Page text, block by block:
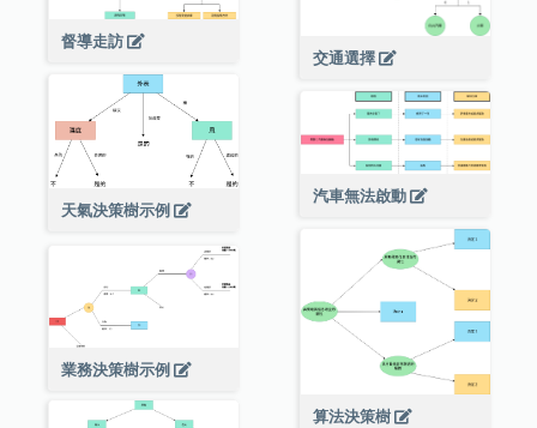
督導走訪
交通選擇
天氣決策樹示例
汽車無法啟動
算法決策樹
業務決策樹示例